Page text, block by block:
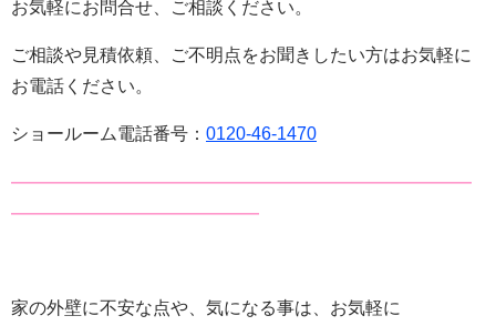
お気軽にお問合せ、ご相談ください。
ご相談や見積依頼、ご不明点をお聞きしたい方はお気軽に
お電話ください。
ショールーム電話番号： 0120-46-1470
——————————————————————————
——————————————
家の外壁に不安な点や、気になる事は、お気軽に